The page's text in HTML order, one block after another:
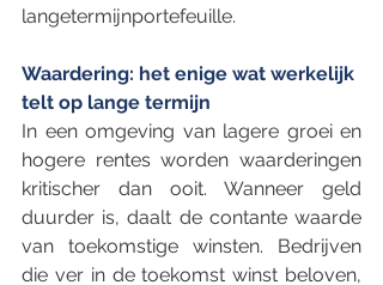
langetermijnportefeuille.
Waardering: het enige wat werkelijk
telt op lange termijn
In een omgeving van lagere groei en
hogere rentes worden waarderingen
kritischer dan ooit. Wanneer geld
duurder is, daalt de contante waarde
van toekomstige winsten. Bedrijven
die ver in de toekomst winst beloven,